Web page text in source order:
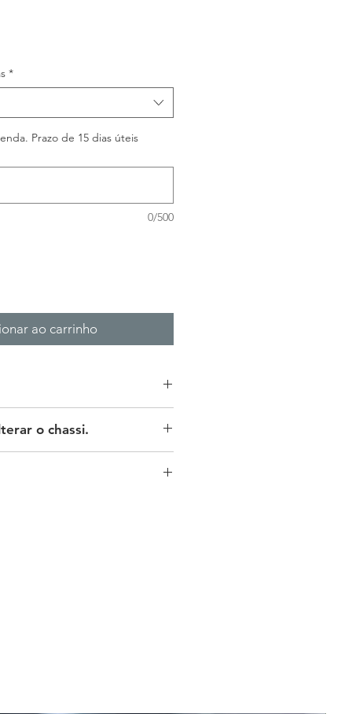
*
Prazo de 15 dias úteis
0/500
ao carrinho
o chassi.